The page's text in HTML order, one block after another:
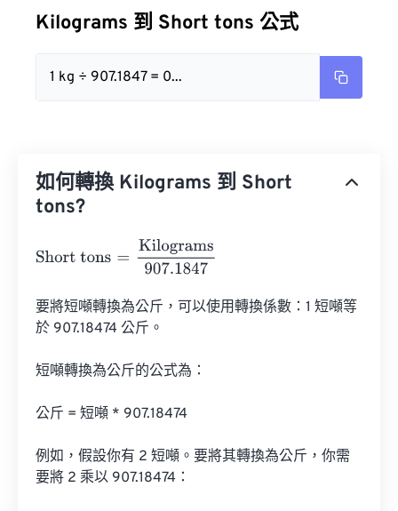
Kilograms 到 Short tons 公式
1 kg ÷ 907.1847 = 0...
如何轉換 Kilograms 到 Short
tons?
Short tons Kilograms907.1847
要將短噸轉換為公斤，可以使用轉換係數：1 短噸等
於 907.18474 公斤。
短噸轉換為公斤的公式為：
公斤 = 短噸 * 907.18474
例如，假設你有 2 短噸。要將其轉換為公斤，你需
要將 2 乘以 907.18474：